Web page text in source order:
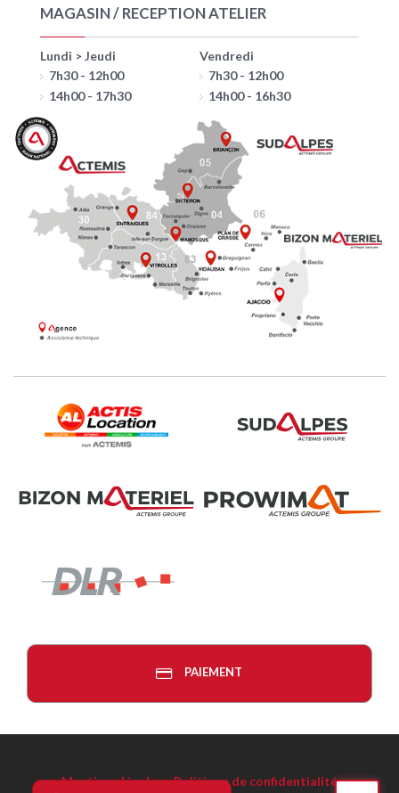
MAGASIN / RECEPTION ATELIER
Lundi > Jeudi
7h30 - 12h00
14h00 - 17h30
Vendredi
7h30 - 12h00
14h00 - 16h30
PAIEMENT
Mentions légales-Politique de confidentialité